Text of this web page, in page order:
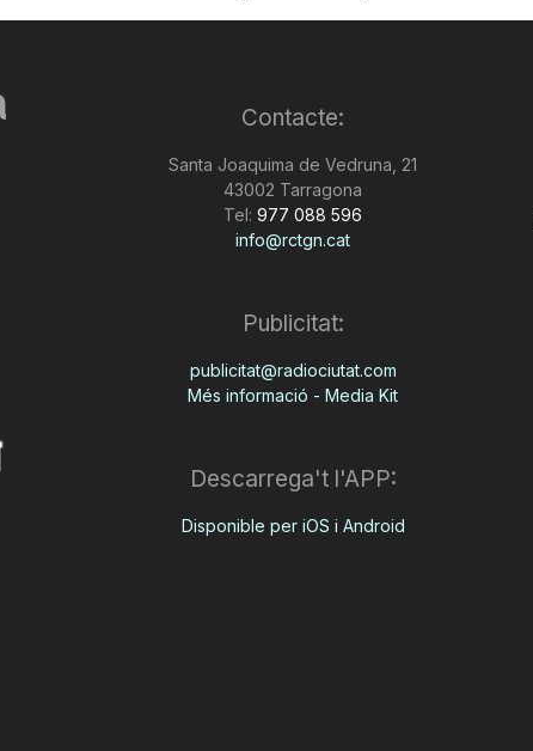
Contacte:
Santa Joaquima de Vedruna, 21
43002 Tarragona
Tel: 977 088 596
info@rctgn.cat
Publicitat:
publicitat@radiociutat.com
Més informació - Media Kit
Descarrega't l'APP:
Disponible per iOS i Android